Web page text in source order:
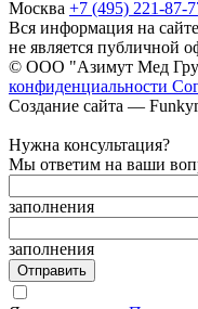
Москва +7 (495) 221-87-
Вся информация на
не является публичной
© ООО "Азимут Мед
конфиденциальности
Создание сайта —
Нужна консультация?
Мы ответим на ваши
заполнения
заполнения
Отправить